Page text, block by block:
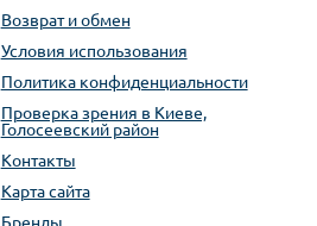
Возврат и обмен
Условия использования
Политика конфиденциальности
Проверка зрения в Киеве,
Голосеевский район
Контакты
Карта сайта
Бренды